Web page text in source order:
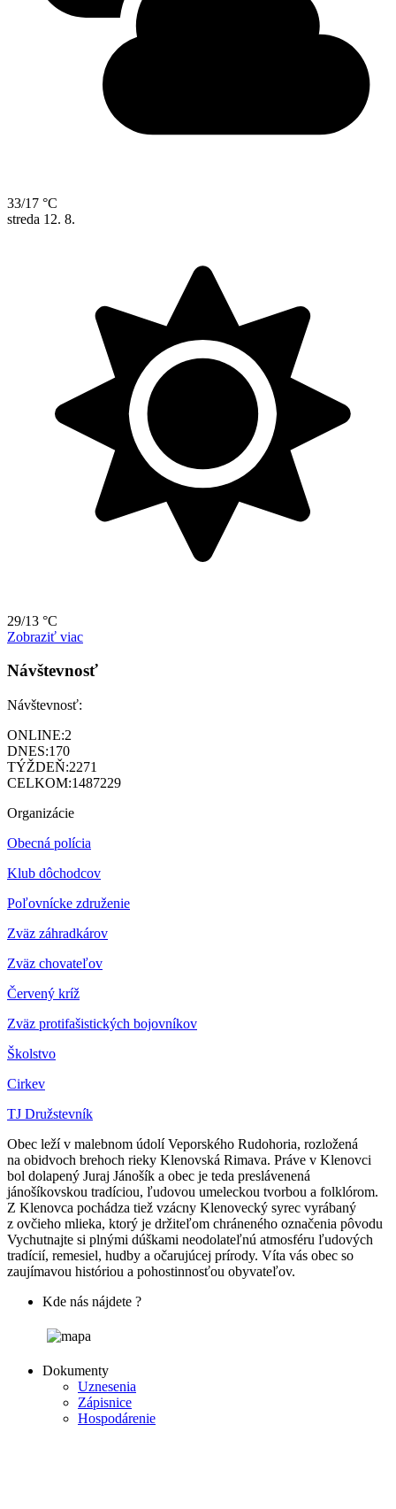
33/17 °C
streda 12. 8.
29/13 °C
Zobraziť viac
Návštevnosť
Návštevnosť:
ONLINE:2
DNES:170
TÝŽDEŇ:2271
CELKOM:1487229
Organizácie
Obecná polícia
Klub dôchodcov
Poľovnícke združenie
Zväz záhradkárov
Zväz chovateľov
Červený kríž
Zväz protifašistických bojovníkov
Školstvo
Cirkev
TJ Družstevník
Obec leží v malebnom údolí Veporského Rudohoria, rozložená
na obidvoch brehoch rieky Klenovská Rimava. Práve v Klenovci
bol dolapený Juraj Jánošík a obec je teda preslávenená
jánošíkovskou tradíciou, ľudovou umeleckou tvorbou a folklórom.
Z Klenovca pochádza tiež vzácny Klenovecký syrec vyrábaný
z ovčieho mlieka, ktorý je držiteľom chráneného označenia pôvodu
Vychutnajte si plnými dúškami neodolateľnú atmosféru ľudových
tradícií, remesiel, hudby a očarujúcej prírody. Víta vás obec so
zaujímavou históriou a pohostinnosťou obyvateľov.
Kde nás nájdete ?
Dokumenty
Uznesenia
Zápisnice
Hospodárenie